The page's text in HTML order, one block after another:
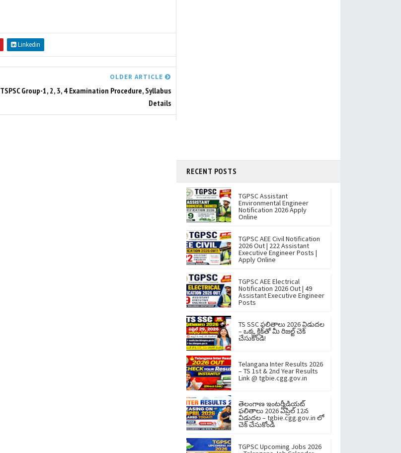
Linkedin
OLDER ARTICLE
TSPSC Group-1, 2, 3, 4 Examination Procedure, Syllabus
Details
RECENT POSTS
TGPSC Assistant
Environmental Engineer
Notification 2026 Apply
Online
TGPSC AEE Civil Notification
2026 Out | 222 Assistant
Executive Engineer Posts |
Apply Online
TGPSC AEE Electrical
Notification 2026 Out | 49
Assistant Executive Engineer
Posts
TS SSC ఫలితాలు 2026 విడుదల
– ఒక్క క్లిక్‌తో మీ రిజల్ట్ చెక్
చేసుకోండి!
Telangana Inter Results 2026
– TS 1st & 2nd Year Results
Link @ tgbie.cgg.gov.in
తెలంగాణ ఇంటర్మీడియట్
ఫలితాలు 2026 ఏప్రిల్ 12న
విడుదల – tgbie.cgg.gov.in లో
చెక్ చేసుకోండి
TGPSC Upcoming Jobs 2026